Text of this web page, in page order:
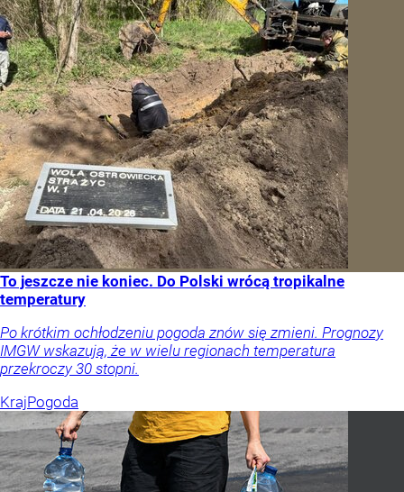
To jeszcze nie koniec. Do Polski wrócą tropikalne
temperatury
Po krótkim ochłodzeniu pogoda znów się zmieni. Prognozy
IMGW wskazują, że w wielu regionach temperatura
przekroczy 30 stopni.
KrajPogoda